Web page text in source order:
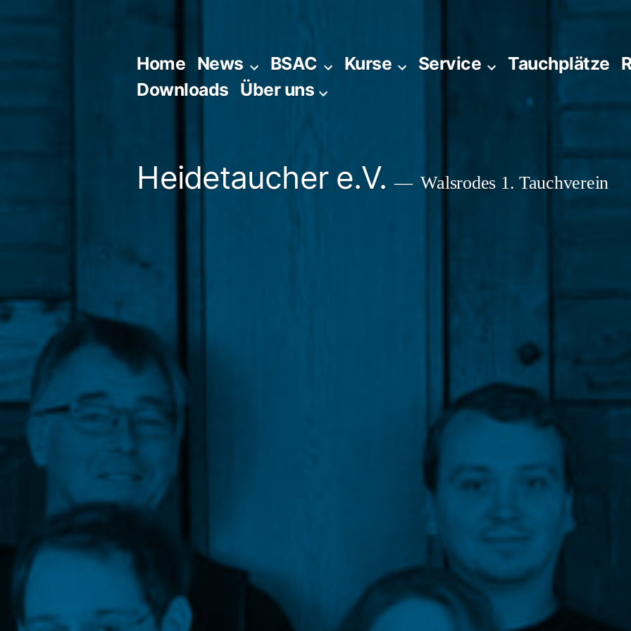
Home News BSAC Kurse Service Tauchplätze
Downloads Über uns
Heidetaucher e.V. Walsrodes 1. Tauchverein